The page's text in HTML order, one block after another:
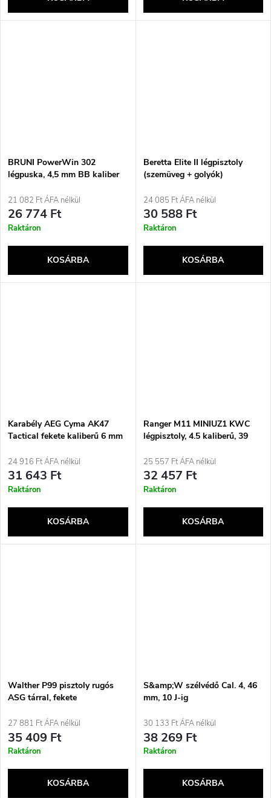
BRUNI PowerWin 302
légpuska, 4,5 mm BB kaliber
21 082 Ft ÁFA nélkül
26 774 Ft
Raktáron
KOSÁRBA
Beretta Elite II légpisztoly
(szemüveg + golyók)
24 085 Ft ÁFA nélkül
30 588 Ft
Raktáron
KOSÁRBA
Karabély AEG Cyma AK47
Tactical fekete kaliberű 6 mm
24 916 Ft ÁFA nélkül
31 643 Ft
Raktáron
KOSÁRBA
Ranger M11 MINIUZ1 KWC
légpisztoly, 4.5 kaliberű, 39
25 557 Ft ÁFA nélkül
32 457 Ft
Raktáron
KOSÁRBA
Walther P99 pisztoly rugós
ASG tárral, fekete
27 881 Ft ÁFA nélkül
35 409 Ft
Raktáron
KOSÁRBA
S&amp;W szélvédő Cal. 4, 46
mm, 10 J-ig
30 133 Ft ÁFA nélkül
38 269 Ft
Raktáron
KOSÁRBA